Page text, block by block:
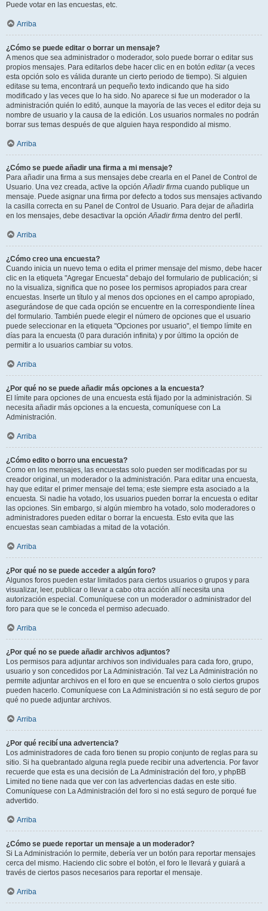
Puede votar en las encuestas, etc.
Arriba
¿Cómo se puede editar o borrar un mensaje?
A menos que sea administrador o moderador, solo puede borrar o editar sus
propios mensajes. Para editarlos debe hacer clic en en botón editar(a veces
esta opción solo es válida durante un cierto periodo de tiempo). Si alguien
editase su tema, encontrará un pequeño texto indicando que ha sido
modificado y las veces que lo ha sido. No aparece si fue un moderador o la
administración quién lo editó, aunque la mayoría de las veces el editor deja su
nombre de usuario y la causa de la edición. Los usuarios normales no podrán
borrar sus temas después de que alguien haya respondido al mismo.
Arriba
¿Cómo se puede añadir una firma a mi mensaje?
Para añadir una firma a sus mensajes debe crearla en el Panel de Control de
Usuario. Una vez creada, active la opciónAñadir firma cuando publique un
mensaje. Puede asignar una firma por defecto a todos sus mensajes activando
la casilla correcta en su Panel de Control de Usuario. Para dejar de añadirla
en los mensajes, debe desactivar la opciónAñadir firma dentro del perfil.
Arriba
¿Cómo creo una encuesta?
Cuando inicia un nuevo tema o edita el primer mensaje del mismo, debe hacer
clic en la etiqueta "Agregar Encuesta" debajo del formulario de publicación; si
no la visualiza, significa que no posee los permisos apropiados para crear
encuestas. Inserte un título y al menos dos opciones en el campo apropiado,
asegurándose de que cada opción se encuentre en la correspondiente línea
del formulario. También puede elegir el número de opciones que el usuario
puede seleccionar en la etiqueta "Opciones por usuario", el tiempo límite en
días para la encuesta (0 para duración infinita) y por último la opción de
permitir a lo usuarios cambiar su votos.
Arriba
¿Por qué no se puede añadir más opciones a la encuesta?
El límite para opciones de una encuesta está fijado por la administración. Si
necesita añadir más opciones a la encuesta, comuníquese con La
Administración.
Arriba
¿Cómo edito o borro una encuesta?
Como en los mensajes, las encuestas solo pueden ser modificadas por su
creador original, un moderador o la administración. Para editar una encuesta,
hay que editar el primer mensaje del tema; este siempre esta asociado a la
encuesta. Si nadie ha votado, los usuarios pueden borrar la encuesta o editar
las opciones. Sin embargo, si algún miembro ha votado, solo moderadores o
administradores pueden editar o borrar la encuesta. Esto evita que las
encuestas sean cambiadas a mitad de la votación.
Arriba
¿Por qué no se puede acceder a algún foro?
Algunos foros pueden estar limitados para ciertos usuarios o grupos y para
visualizar, leer, publicar o llevar a cabo otra acción allí necesita una
autorización especial. Comuníquese con un moderador o administrador del
foro para que se le conceda el permiso adecuado.
Arriba
¿Por qué no se puede añadir archivos adjuntos?
Los permisos para adjuntar archivos son individuales para cada foro, grupo,
usuario y son concedidos por La Administración. Tal vez La Administración no
permite adjuntar archivos en el foro en que se encuentra o solo ciertos grupos
pueden hacerlo. Comuníquese con La Administración si no está seguro de por
qué no puede adjuntar archivos.
Arriba
¿Por qué recibí una advertencia?
Los administradores de cada foro tienen su propio conjunto de reglas para su
sitio. Si ha quebrantado alguna regla puede recibir una advertencia. Por favor
recuerde que esta es una decisión de La Administración del foro, y phpBB
Limited no tiene nada que ver con las advertencias dadas en este sitio.
Comuníquese con La Administración del foro si no está seguro de porqué fue
advertido.
Arriba
¿Cómo se puede reportar un mensaje a un moderador?
Si La Administración lo permite, debería ver un botón para reportar mensajes
cerca del mismo. Haciendo clic sobre el botón, el foro le llevará y guiará a
través de ciertos pasos necesarios para reportar el mensaje.
Arriba